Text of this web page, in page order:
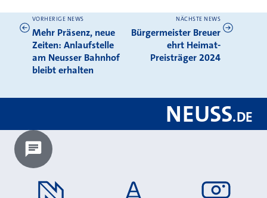
Weitere News
VORHERIGE NEWS
Mehr Präsenz, neue
Zeiten: Anlaufstelle
am Neusser Bahnhof
bleibt erhalten
NÄCHSTE NEWS
Bürgermeister Breuer
ehrt Heimat-
Preisträger 2024
NEUSS.DE
Chatbot laden?